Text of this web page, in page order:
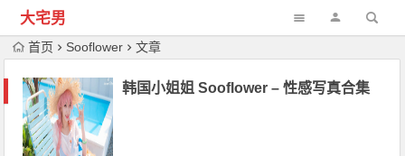
大宅男
首页 Sooflower 文章
韩国小姐姐 Sooflower – 性感写真合集